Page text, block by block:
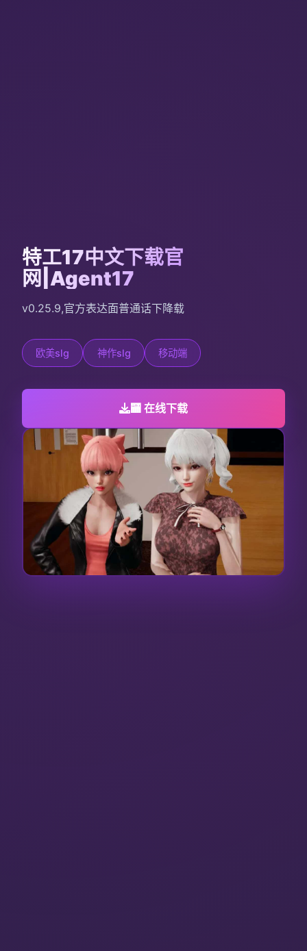
特工17中文下载官
网|Agent17
v0.25.9,官方表达面普通话下降载
欧美slg 神作slg 移动端
🏧 在线下载